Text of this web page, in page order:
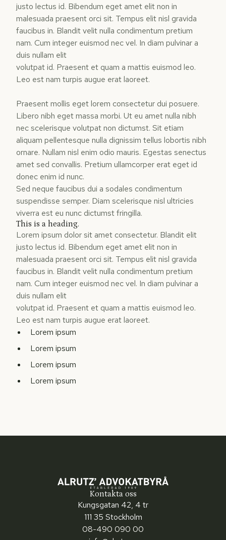
justo lectus id. Bibendum eget amet elit non in
malesuada praesent orci sit. Tempus elit nisl gravida
faucibus in. Blandit velit nulla condimentum pretium
nam. Cum integer euismod nec vel. In diam pulvinar a
duis nullam elit
volutpat id. Praesent et quam a mattis euismod leo.
Leo est nam turpis augue erat laoreet.
Praesent mollis eget lorem consectetur dui posuere.
Libero nibh eget massa morbi. Ut eu amet nulla nibh
nec scelerisque volutpat non dictumst. Sit etiam
aliquam pellentesque nulla dignissim tellus lobortis nibh
ornare. Nullam nisl enim odio mauris. Egestas senectus
amet sed convallis. Pretium ullamcorper erat eget id
donec enim id nunc.
Sed neque faucibus dui a sodales condimentum
suspendisse semper. Diam scelerisque nisl ultricies
viverra est eu nunc dictumst fringilla.
This is a heading.
Lorem ipsum dolor sit amet consectetur. Blandit elit
justo lectus id. Bibendum eget amet elit non in
malesuada praesent orci sit. Tempus elit nisl gravida
faucibus in. Blandit velit nulla condimentum pretium
nam. Cum integer euismod nec vel. In diam pulvinar a
duis nullam elit
volutpat id. Praesent et quam a mattis euismod leo.
Leo est nam turpis augue erat laoreet.
Lorem ipsum
Lorem ipsum
Lorem ipsum
Lorem ipsum
Kontakta oss
Kungsgatan 42, 4 tr
111 35 Stockholm
08-490 090 00